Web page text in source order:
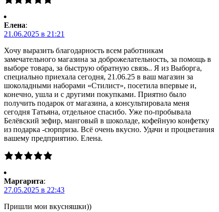
Елена:
21.06.2025 в 21:21
Хочу выразить благодарность всем работникам
замечательного магазина за доброжелательность, за помощь в
выборе товара, за быструю обратную связь.. Я из Выборга,
специально приехала сегодня, 21.06.25 в ваш магазин за
шоколадными наборами «Стилист», посетила впервые и,
конечно, ушла и с другими покупками. Приятно было
получить подарок от магазина, а консультировала меня
сегодня Татьяна, отдельное спасибо. Уже по-пробывала
Белёвский зефир, манговый в шоколаде, кофейную конфетку
из подарка -сюрприза. Всё очень вкусно. Удачи и процветания
вашему предприятию. Елена.
Маргарита:
27.05.2025 в 22:43
Пришли мои вкусняшки))